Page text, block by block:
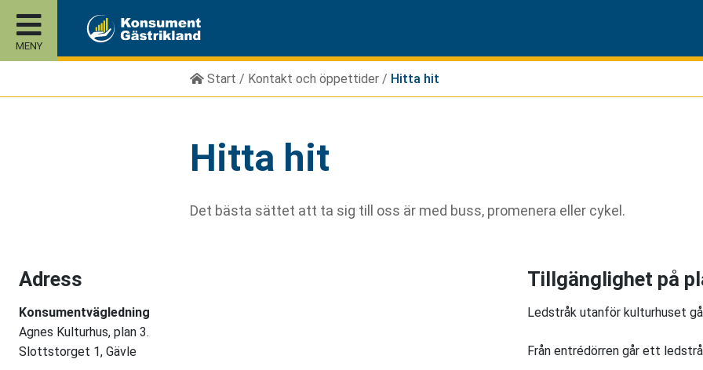
MENY
Start / Kontakt och öppettider / Hitta hit
Hitta hit
Det bästa sättet att ta sig till oss är med buss, promenera eller cykel.
Adress
Konsumentvägledning
Agnes Kulturhus, plan 3.
Slottstorget 1, Gävle
Tillgänglighet på
Ledstråk utanför kulturhuset
Från entrédörren går ett